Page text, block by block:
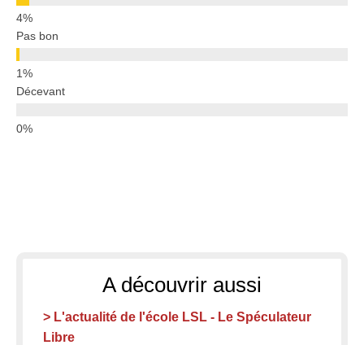
Pas bon
Décevant
A découvrir aussi
> L'actualité de l'école LSL - Le Spéculateur
Libre